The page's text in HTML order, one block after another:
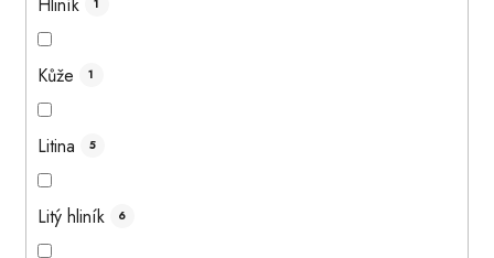
1
Kůže 1
Litina 5
Litý hliník 6